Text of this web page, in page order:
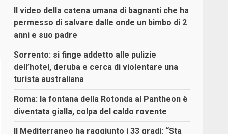
Il video della catena umana di bagnanti che ha
permesso di salvare dalle onde un bimbo di 2
anni e suo padre
Sorrento: si finge addetto alle pulizie
dell’hotel, deruba e cerca di violentare una
turista australiana
Roma: la fontana della Rotonda al Pantheon è
diventata gialla, colpa del caldo rovente
Il Mediterraneo ha raggiunto i 33 gradi: “Sta